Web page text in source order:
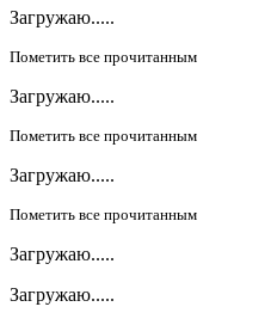
Загружаю.....
Пометить все прочитанным
Загружаю.....
Пометить все прочитанным
Загружаю.....
Пометить все прочитанным
Загружаю.....
Загружаю.....